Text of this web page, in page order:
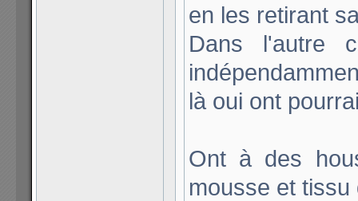
en les retirant
Dans l'autre
là oui ont
Ont à des
mousse et tissu